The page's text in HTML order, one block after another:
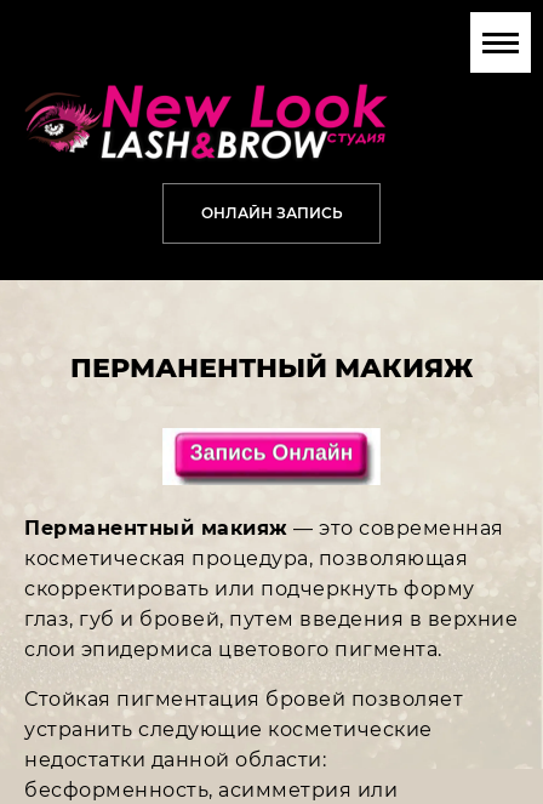
ОНЛАЙН ЗАПИСЬ
ПЕРМАНЕНТНЫЙ МАКИЯЖ
Перманентный макияж — это современная
косметическая процедура, позволяющая
скорректировать или подчеркнуть форму
глаз, губ и бровей, путем введения в верхние
слои эпидермиса цветового пигмента.
Стойкая пигментация бровей позволяет
устранить следующие косметические
недостатки данной области:
бесформенность, асимметрия или